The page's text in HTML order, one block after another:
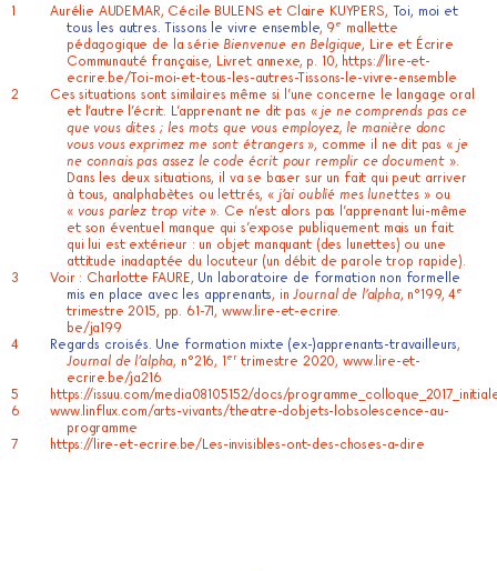
Aurélie AUDEMAR, Cécile BULENS et Claire KUYPERS, Toi, moi et
tous les autres. Tissons le vivre ensemble, 9e mallette
pédagogique de la série Bienvenue en Belgique, Lire et Écrire
Communauté française, Livret annexe, p. 10, https://lire-et-
ecrire.be/Toi-moi-et-tous-les-autres-Tissons-le-vivre-ensemble
Ces situations sont similaires même si l’une concerne le langage oral
et l’autre l’écrit. L’apprenant ne dit pas « je ne comprends pas ce
que vous dites ; les mots que vous employez, le manière donc
vous vous exprimez me sont étrangers », comme il ne dit pas « je
ne connais pas assez le code écrit pour remplir ce document ».
Dans les deux situations, il va se baser sur un fait qui peut arriver
à tous, analphabètes ou lettrés, « j’ai oublié mes lunettes » ou
« vous parlez trop vite ». Ce n’est alors pas l’apprenant lui-même
et son éventuel manque qui s’expose publiquement mais un fait
qui lui est extérieur : un objet manquant (des lunettes) ou une
attitude inadaptée du locuteur (un débit de parole trop rapide).
Voir : Charlotte FAURE, Un laboratoire de formation non formelle
mis en place avec les apprenants, inJournal de l’alpha, n°199, 4e
trimestre 2015, pp. 61-71, www.lire-et-ecrire.
be/ja199
Regards croisés. Une formation mixte (ex-)apprenants-travailleurs,
Journal de l’alpha, n°216, 1ertrimestre 2020, www.lire-et-
ecrire.be/ja216
https://issuu.com/media08105152/docs/
www.linflux.com/arts-vivants/theatre-dobjets-lobsolescence-au-
programme
https://lire-et-ecrire.be/Les-invisibles-ont-des-choses-a-dire